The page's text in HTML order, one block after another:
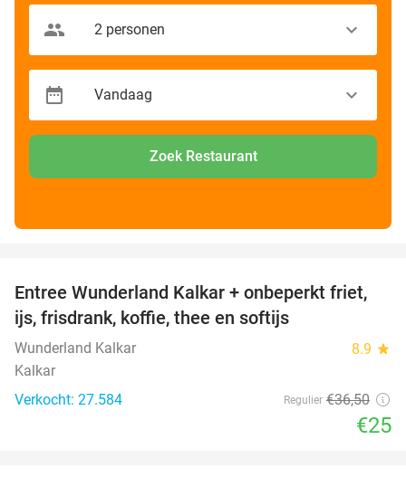
Zoek Restaurant
32%
Entree Wunderland Kalkar + onbeperkt friet,
ijs, frisdrank, koffie, thee en softijs
Wunderland Kalkar 8.9 star
Kalkar
Verkocht: 27.584
Regulier €36,50
€25